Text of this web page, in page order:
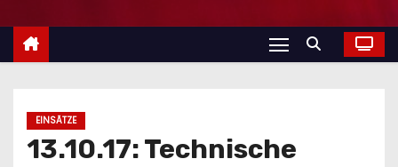
EINSÄTZE
13.10.17: Technische